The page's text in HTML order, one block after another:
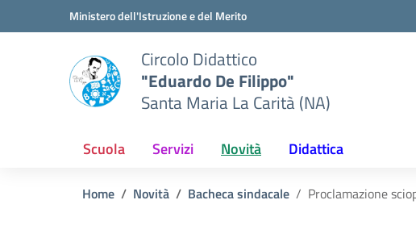
Vai ai contenuti
Vai al menu di navigazioneMinistero dell'Istruzione e del Merito
Circolo Didattico
"Eduardo De Filippo"
Santa Maria La Carità (NA)
Scuola Servizi Novità Didattica
Home Novità Bacheca sindacale Proclamazione